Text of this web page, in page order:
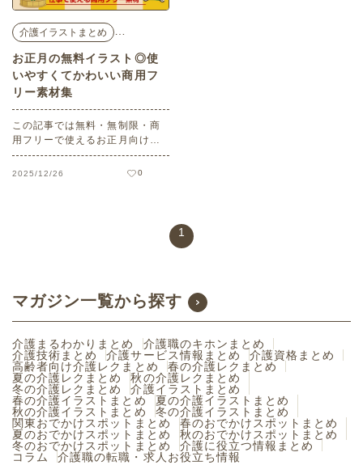
介護イラストまとめ …
お正月の無料イラスト◎使
いやすくてかわいい商用フ
リー素材集
この記事では無料・無制限・商
用フリーで使えるお正月向けの
イラスト素材をご紹介していま
す。印刷するだけでそのまま年
2025/12/26 0
1
マガジン一覧から探す
介護まるわかりまとめ
介護職のキホンまとめ
介護技術まとめ
介護サービス情報まとめ
介護資格まとめ
高齢者向け介護レクまとめ
春の介護レクまとめ
夏の介護レクまとめ
秋の介護レクまとめ
冬の介護レクまとめ
介護イラストまとめ
春の介護イラストまとめ
夏の介護イラストまとめ
秋の介護イラストまとめ
冬の介護イラストまとめ
関東おでかけスポットまとめ
春のおでかけスポットまとめ
夏のおでかけスポットまとめ
秋のおでかけスポットまとめ
冬のおでかけスポットまとめ
介護に役立つ情報まとめ
コラム
介護職の転職・求人お役立ち情報